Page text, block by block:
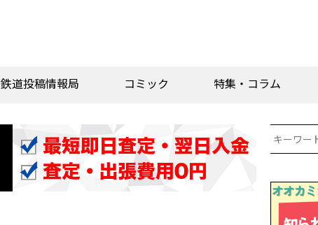
鉄道投稿情報局 コミック 特集・コラム